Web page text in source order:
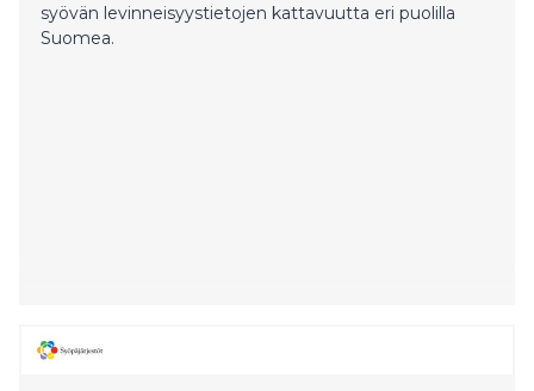
syövän levinneisyystietojen kattavuutta eri puolilla
Suomea.